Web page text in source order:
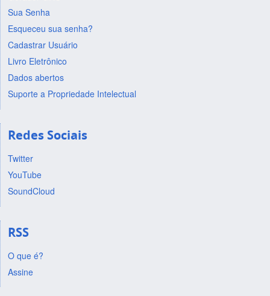
Sua Senha
Esqueceu sua senha?
Cadastrar Usuário
Livro Eletrônico
Dados abertos
Suporte a Propriedade Intelectual
Redes Sociais
Twitter
YouTube
SoundCloud
RSS
O que é?
Assine